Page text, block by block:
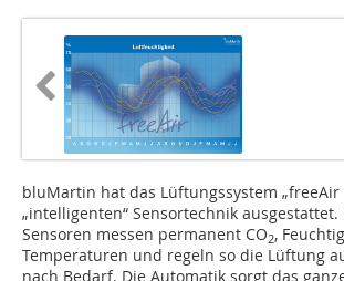
bluMartin hat das Lüftungssystem „freeAir
„intelligenten“ Sensortechnik
Sensoren messen permanent CO2,
Temperaturen und regeln so die Lüftung
nach Bedarf. Die Automatik sorgt das